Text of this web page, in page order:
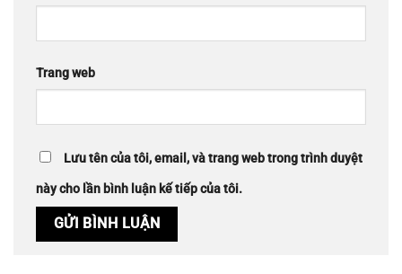
Trang web
Lưu tên của tôi, email, và trang web trong trình duyệt
này cho lần bình luận kế tiếp của tôi.